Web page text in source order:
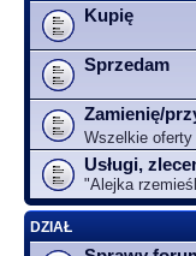
Kupię
Sprzedam
Zamienię/
Wszelkie oferty
Usługi,
"Alejka
DZIAŁ